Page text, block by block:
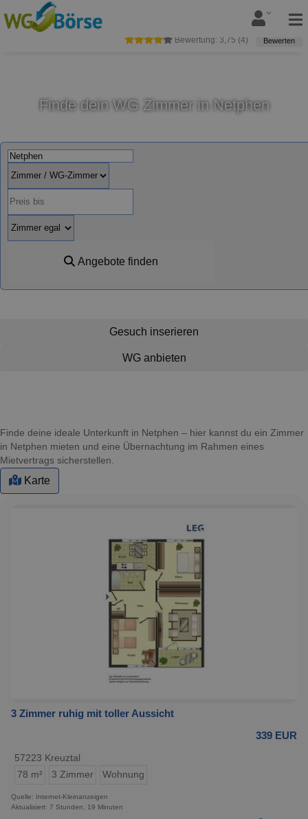
Bewertung: 3,75 (4) Bewerten
Finde dein WG Zimmer in Netphen
Angebote finden
Gesuch inserieren
WG anbieten
Finde deine ideale Unterkunft in Netphen – hier kannst du ein Zimmer
in Netphen mieten und eine Übernachtung im Rahmen eines
Mietvertrags sicherstellen.
Karte
3 Zimmer ruhig mit toller Aussicht
339 EUR
57223 Kreuztal
78 m²
3 Zimmer Wohnung
Quelle: Internet-Kleinanzeigen
Aktualisiert: 7 Stunden, 19 Minuten